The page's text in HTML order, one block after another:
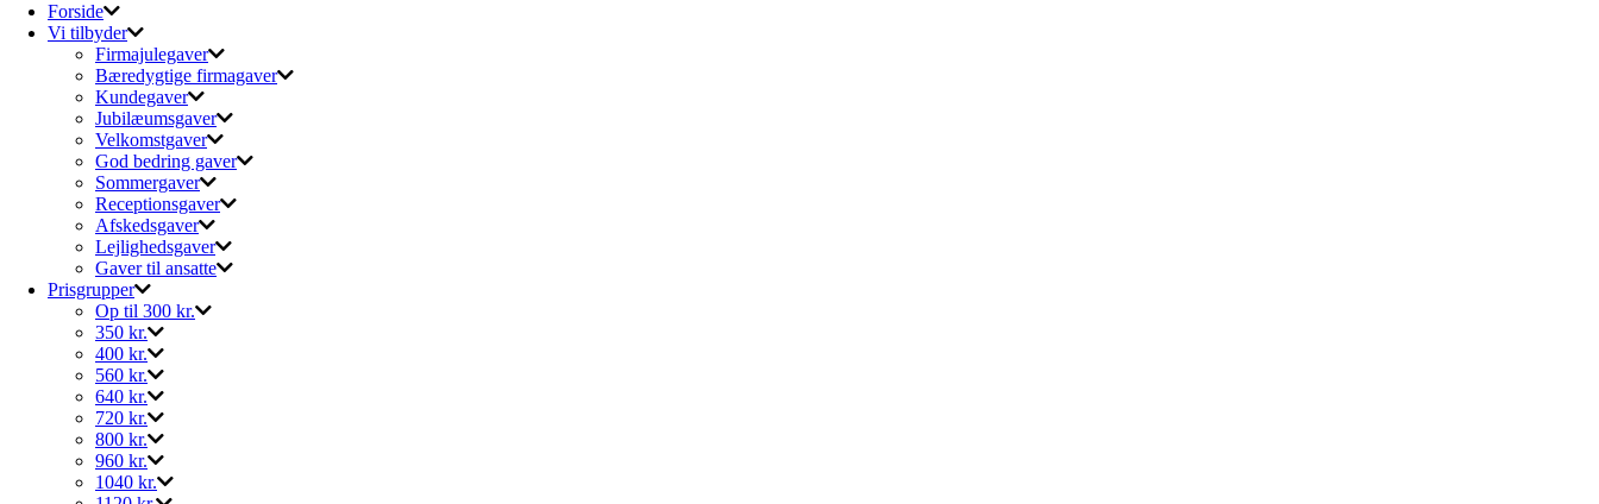
Forside
Vi tilbyder
Firmajulegaver
Bæredygtige firmagaver
Kundegaver
Jubilæumsgaver
Velkomstgaver
God bedring gaver
Sommergaver
Receptionsgaver
Afskedsgaver
Lejlighedsgaver
Gaver til ansatte
Prisgrupper
Op til 300 kr.
350 kr.
400 kr.
560 kr.
640 kr.
720 kr.
800 kr.
960 kr.
1040 kr.